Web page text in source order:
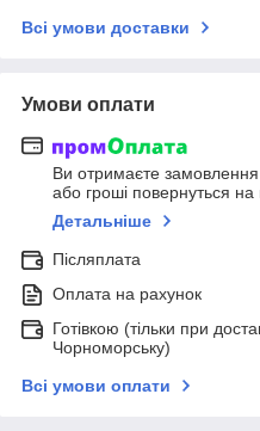
Всі умови доставки
Умови оплати
Ви отримаєте замовлення
або гроші повернуться на
Детальніше
Післяплата
Оплата на рахунок
Готівкою (тільки при
Чорноморську)
Всі умови оплати